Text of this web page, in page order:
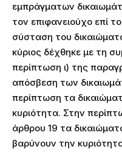
εμπράγματων
τον επιφανειούχο επί
σύσταση του
κύριος δέχθηκε με τη
περίπτωση ι) της
απόσβεση των
περίπτωση τα
κυριότητα. Στην
άρθρου 19 τα
βαρύνουν την